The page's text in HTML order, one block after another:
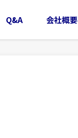
Q&A 会社概要